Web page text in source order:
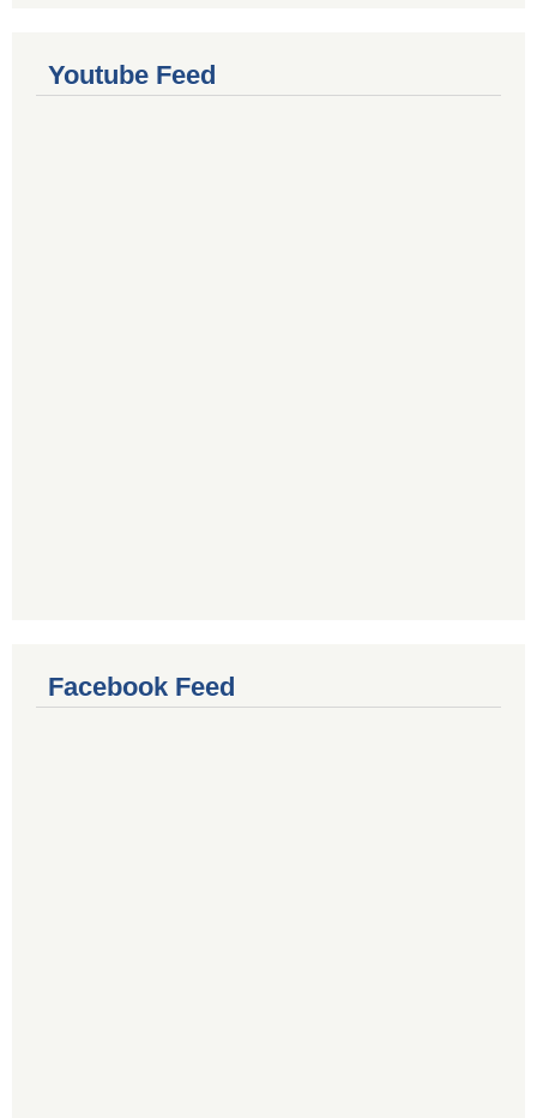
Youtube Feed
Facebook Feed